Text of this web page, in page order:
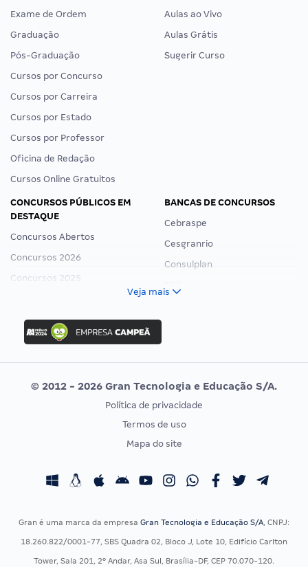
Exame de Ordem
Graduação
Pós-Graduação
Cursos por Concurso
Cursos por Carreira
Cursos por Estado
Cursos por Professor
Oficina de Redação
Cursos Online Gratuitos
Aulas ao Vivo
Aulas Grátis
Sugerir Curso
CONCURSOS PÚBLICOS EM
DESTAQUE
Concursos Abertos
Concursos 2026
Concursos 2025
Concurso Ibama
Concurso MPU
Editais publicados
BANCAS DE CONCURSOS
Cebraspe
Cesgranrio
Consulplan
Vunesp
CONCURSOS POR PROFISSÃO
Concursos Fiscais
Concursos Saúde
EXAME DE ORDEM
Calendário OAB
Veja mais
© 2012 - 2026 Gran Tecnologia e Educação S/A.
Política de privacidade
Termos de uso
Mapa do site
Gran é uma marca da empresa Gran Tecnologia e Educação S/A, CNPJ:
18.260.822/0001-77, SBS Quadra 02, Bloco J, Lote 10, Edifício Carlton
Tower, Sala 201, 2º Andar, Asa Sul, Brasília-DF, CEP 70.070-120.